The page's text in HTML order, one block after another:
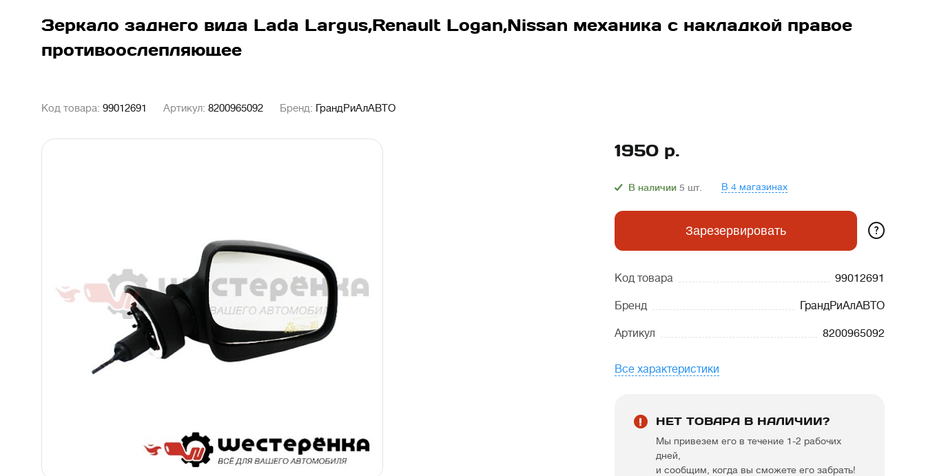
Зеркало заднего вида Lada Largus,Renault Logan,Nissan механика с накладкой правое
противоослепляющее
Код товара: 99012691 Артикул: 8200965092 Бренд: ГрандРиАлАВТО
1950 р.
В наличии 5 шт. В 4 магазинах
Зарезервировать ?
Код товара 99012691
Бренд ГрандРиАлАВТО
Артикул 8200965092
Все характеристики
НЕТ ТОВАРА В НАЛИЧИИ?
Мы привезем его в течение 1-2 рабочих
дней,
и сообщим, когда вы сможете его забрать!